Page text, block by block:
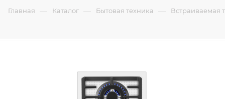
Главная — Каталог — Бытовая техника — Встраиваемая